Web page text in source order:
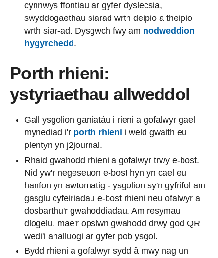
cynnwys ffontiau ar gyfer dyslecsia,
swyddogaethau siarad wrth deipio a theipio
wrth siar-ad. Dysgwch fwy am nodweddion
hygyrchedd .
Porth rhieni:
ystyriaethau allweddol
Gall ysgolion ganiatáu i rieni a gofalwyr gael
mynediad i'r porth rhieni i weld gwaith eu
plentyn yn j2journal.
Rhaid gwahodd rhieni a gofalwyr trwy e-bost.
Nid yw'r negeseuon e-bost hyn yn cael eu
hanfon yn awtomatig - ysgolion sy'n gyfrifol am
gasglu cyfeiriadau e-bost rhieni neu ofalwyr a
dosbarthu'r gwahoddiadau. Am resymau
diogelu, mae'r opsiwn gwahodd drwy god QR
wedi'i analluogi ar gyfer pob ysgol.
Bydd rhieni a gofalwyr sydd â mwy nag un